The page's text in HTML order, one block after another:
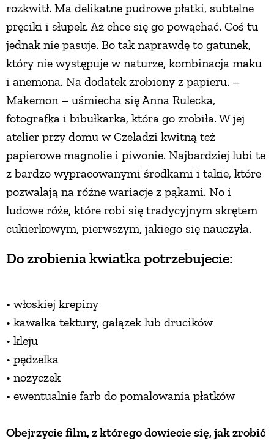
rozkwitł. Ma delikatne pudrowe płatki, subtelne
pręciki i słupek. Aż chce się go powąchać. Coś tu
jednak nie pasuje. Bo tak naprawdę to gatunek,
który nie występuje w naturze, kombinacja maku
i anemona. Na dodatek zrobiony z papieru. –
Makemon – uśmiecha się Anna Rulecka,
fotografka i bibułkarka, która go zrobiła. W jej
atelier przy domu w Czeladzi kwitną też
papierowe magnolie i piwonie. Najbardziej lubi te
z bardzo wypracowanymi środkami i takie, które
pozwalają na różne wariacje z pąkami. No i
ludowe róże, które robi się tradycyjnym skrętem
cukierkowym, pierwszym, jakiego się nauczyła.
Do zrobienia kwiatka potrzebujecie:
• włoskiej krepiny
• kawałka tektury, gałązek lub drucików
• kleju
• pędzelka
• nożyczek
• ewentualnie farb do pomalowania płatków
Obejrzycie film, z którego dowiecie się, jak zrobić
PRZYSTAWKI
ZUPY
DANIA
CIASTA I
DODATKI
PRZETWORY
INNE